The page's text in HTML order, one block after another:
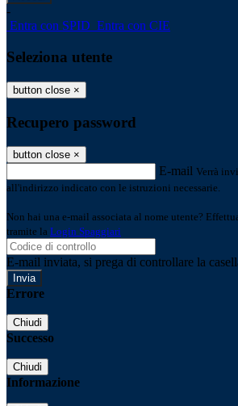
-
Entra con SPID Entra con CIE
Seleziona utente
button close ×
Recupero password
button close ×
E-mail Verrà
all'indirizzo indicato con le istruzioni necessarie.
Non hai una e-mail associata al nome utente?
tramite la Login Spaggiari
E-mail inviata, si prega di controllare la
Errore
Chiudi
Successo
Chiudi
Informazione